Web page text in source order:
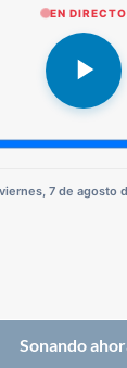
EN DIRECTO
viernes, 7 de agosto
Sonando